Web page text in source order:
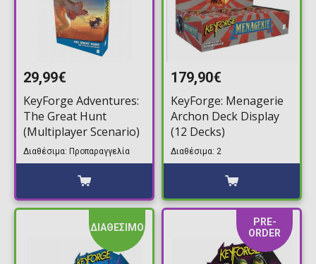
29,99€
KeyForge Adventures:
The Great Hunt
(Multiplayer Scenario)
Διαθέσιμα: Προπαραγγελία
179,90€
KeyForge: Menagerie
Archon Deck Display
(12 Decks)
Διαθέσιμα: 2
ΔΙΑΘΕΣΙΜΟ
PRE-
ORDER